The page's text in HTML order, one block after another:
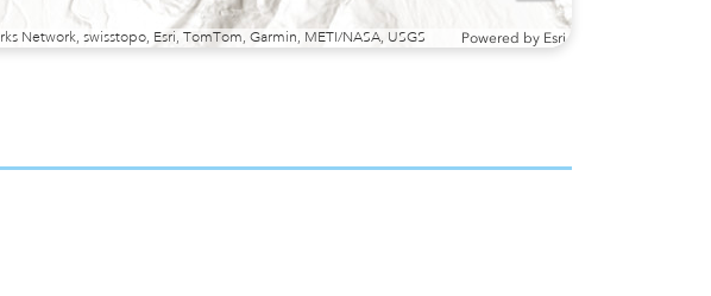
tracking
my
location
Network, swisstopo, Esri, TomTom, Garmin, METI/NASA, USGS Powered by Esri